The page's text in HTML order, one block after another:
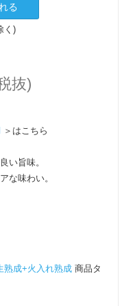
る
く)
抜)
＞はこちら
い旨味。
な味わい。
熟成+火入れ熟成 商品タ